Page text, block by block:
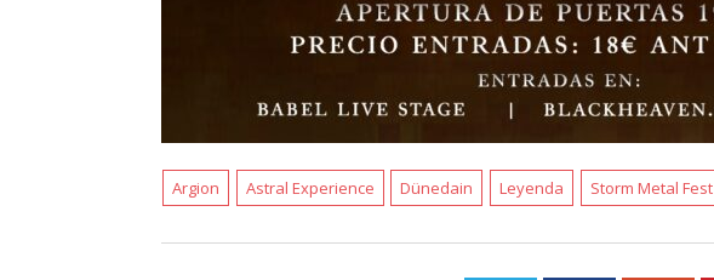
Argion Astral Experience Dünedain Leyenda Storm Metal Fest